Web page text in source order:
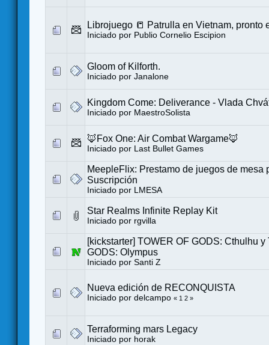
Librojuego 📒 Patrulla en Vietnam, pronto
Iniciado por Publio Cornelio Escipion
Gloom of Kilforth.
Iniciado por Janalone
Kingdom Come: Deliverance - Vlada
Iniciado por MaestroSolista
🦊Fox One: Air Combat Wargame🦊
Iniciado por Last Bullet Games
MeepleFlix: Prestamo de juegos de mesa
Suscripción
Iniciado por LMESA
Star Realms Infinite Replay Kit
Iniciado por rgvilla
[kickstarter] TOWER OF GODS: Cthulhu y
GODS: Olympus
Iniciado por Santi Z
Nueva edición de RECONQUISTA
Iniciado por delcampo « 1 2 »
Terraforming mars Legacy
Iniciado por horak